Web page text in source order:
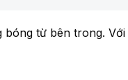
từ bên trong.